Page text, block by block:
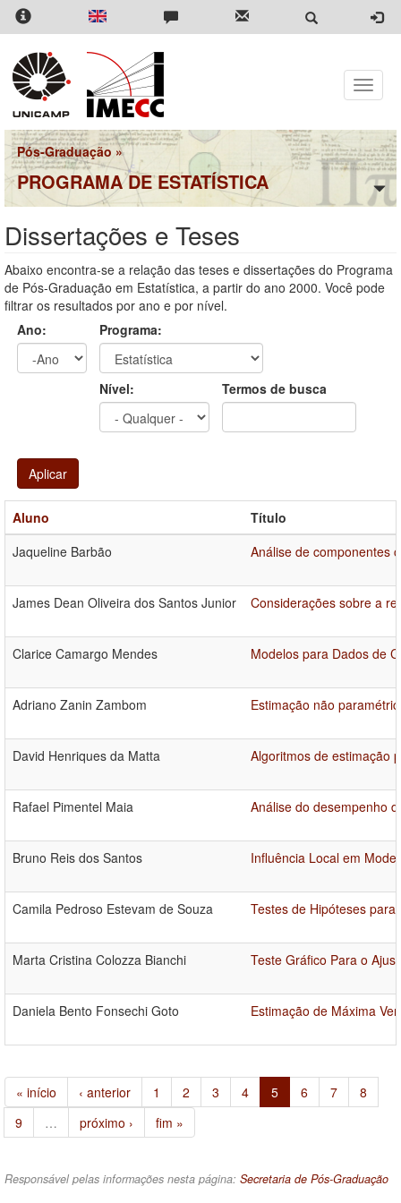
Pular
para
conteúdo
principal
Toggle
Pós-Graduação »
PROGRAMA DE ESTATÍSTICA
Dissertações e Teses
Abaixo encontra-se a relação das teses e dissertações do Programa
de Pós-Graduação em Estatística, a partir do ano 2000. Você pode
filtrar os resultados por ano e por nível.
Ano:
Programa:
Nível: Termos de busca
Aplicar
Aluno
Título
Jaqueline Barbão
Análise de componentes
James Dean Oliveira dos Santos Junior Considerações sobre a
Clarice Camargo Mendes Modelos para Dados de
Adriano Zanin Zambom Estimação não
David Henriques da Matta Algoritmos de estimação
Rafael Pimentel Maia Análise do desempenho
Bruno Reis dos Santos Influência Local em
Camila Pedroso Estevam de Souza Testes de Hipóteses
Marta Cristina Colozza Bianchi Teste Gráfico Para o
Daniela Bento Fonsechi Goto Estimação de Máxima
« início ‹ anterior 1 2 3 4 5 6 7
8
9
… próximo › fim »
Responsável pelas informações nesta página: Secretaria de Pós-Graduação